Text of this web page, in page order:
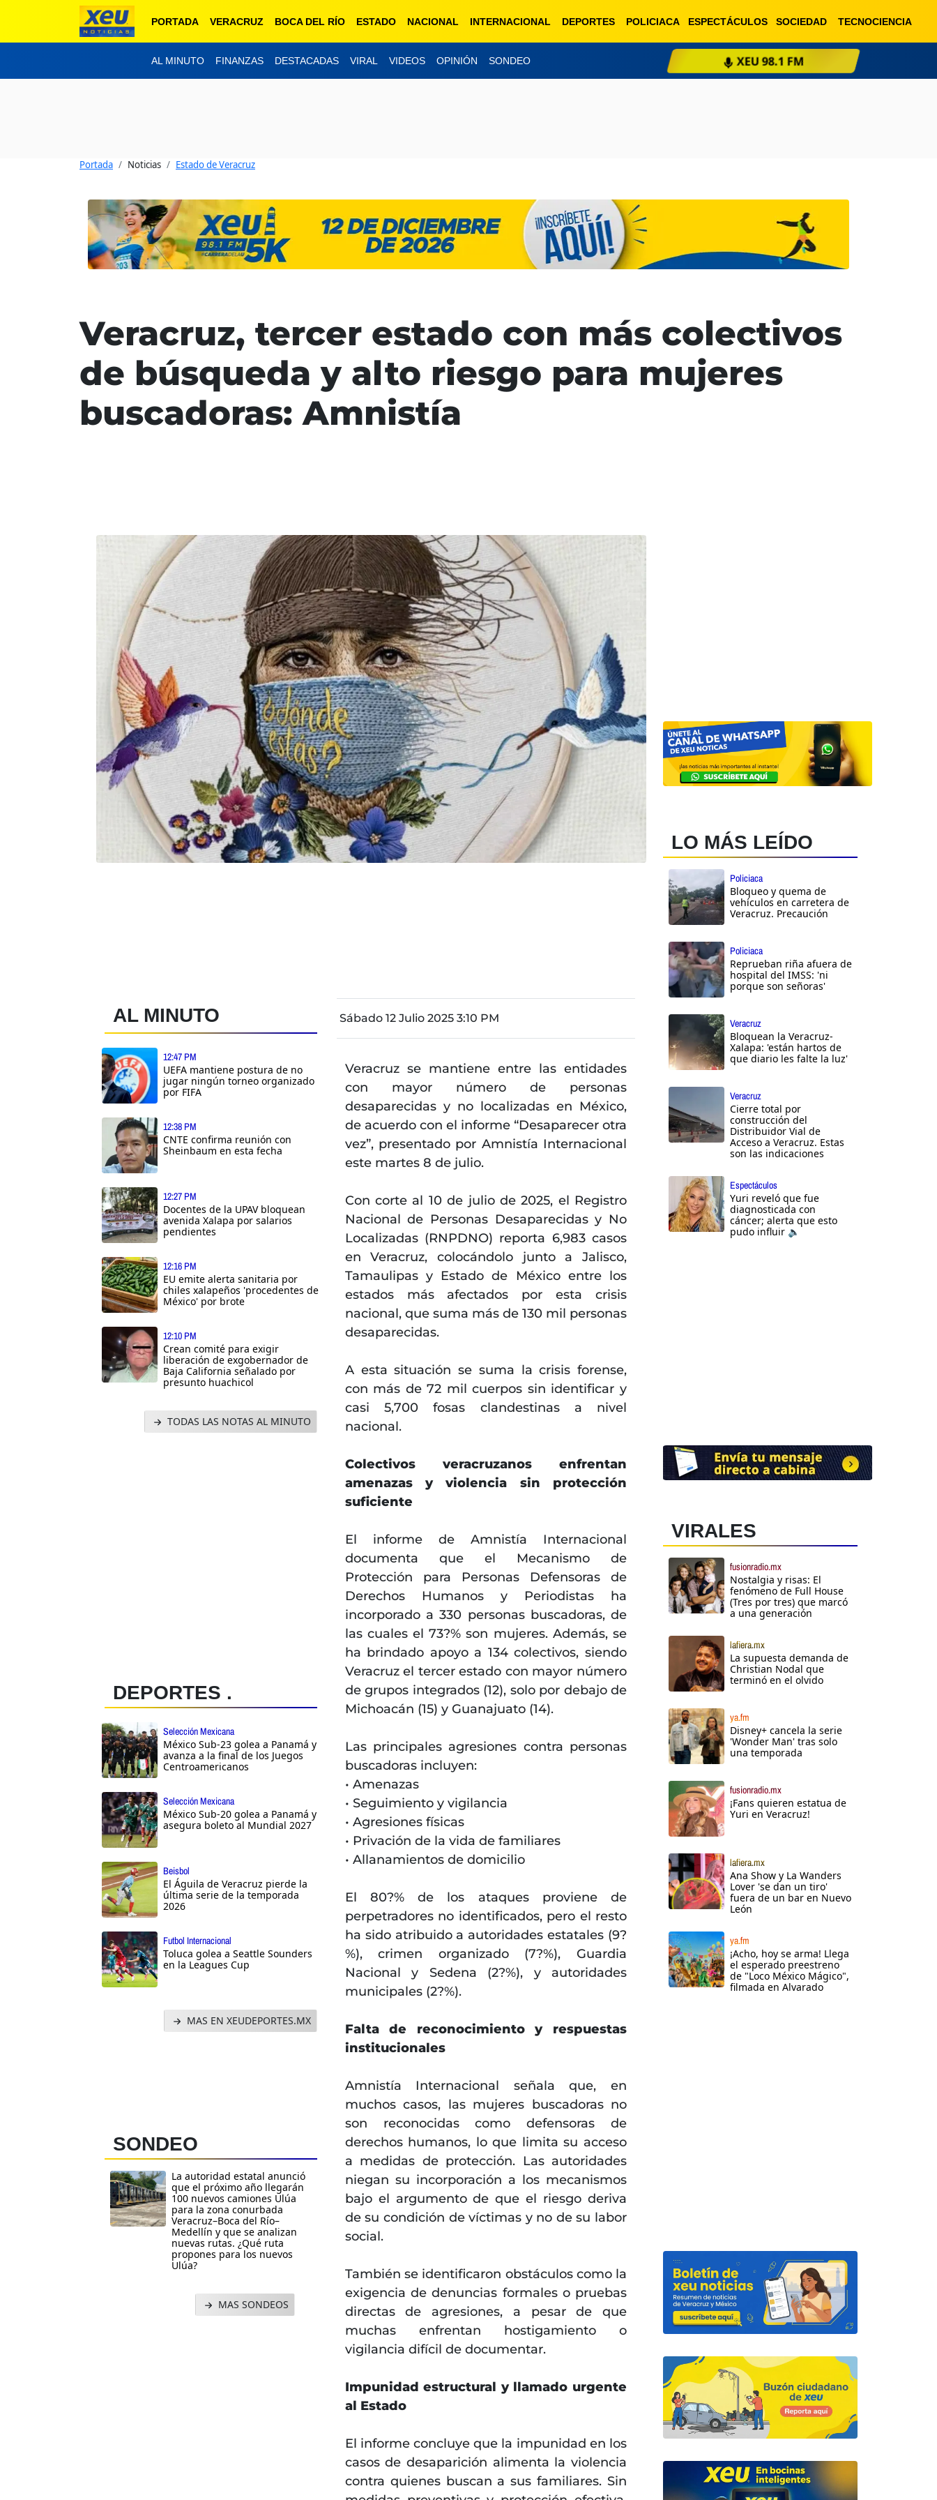
PORTADA VERACRUZ BOCA DEL RÍO ESTADO NACIONAL INTERNACIONAL DEPORTES POLICIACA ESPECTÁCULOS SOCIEDAD TECNOCIENCIA
AL MINUTO FINANZAS DESTACADAS VIRAL VIDEOS OPINIÓN SONDEO XEU 98.1 FM
Portada Noticias Estado de Veracruz
Veracruz, tercer estado con más colectivos
de búsqueda y alto riesgo para mujeres
buscadoras: Amnistía
AL MINUTO
12:47 PM
UEFA mantiene postura de no
jugar ningún torneo organizado
por FIFA
12:38 PM
CNTE confirma reunión con
Sheinbaum en esta fecha
12:27 PM
Docentes de la UPAV bloquean
avenida Xalapa por salarios
pendientes
12:16 PM
EU emite alerta sanitaria por
chiles xalapeños 'procedentes de
México' por brote
12:10 PM
Crean comité para exigir
liberación de exgobernador de
Baja California señalado por
presunto huachicol
TODAS LAS NOTAS AL MINUTO
DEPORTES .
Selección Mexicana
México Sub-23 golea a Panamá y
avanza a la final de los Juegos
Centroamericanos
Selección Mexicana
México Sub-20 golea a Panamá y
asegura boleto al Mundial 2027
Beisbol
El Águila de Veracruz pierde la
última serie de la temporada
2026
Futbol Internacional
Toluca golea a Seattle Sounders
en la Leagues Cup
MAS EN XEUDEPORTES.MX
SONDEO
La autoridad estatal anunció
que el próximo año llegarán
100 nuevos camiones Ulúa
para la zona conurbada
Veracruz–Boca del Río–
Medellín y que se analizan
nuevas rutas. ¿Qué ruta
propones para los nuevos
Ulúa?
MAS SONDEOS
Sábado 12 Julio 2025 3:10 PM
Veracruz se mantiene entre las entidades
con mayor número de personas
desaparecidas y no localizadas en México,
de acuerdo con el informe “Desaparecer otra
vez”, presentado por Amnistía Internacional
este martes 8 de julio.
Con corte al 10 de julio de 2025, el Registro
Nacional de Personas Desaparecidas y No
Localizadas (RNPDNO) reporta 6,983 casos
en Veracruz, colocándolo junto a Jalisco,
Tamaulipas y Estado de México entre los
estados más afectados por esta crisis
nacional, que suma más de 130 mil personas
desaparecidas.
A esta situación se suma la crisis forense,
con más de 72 mil cuerpos sin identificar y
casi 5,700 fosas clandestinas a nivel
nacional.
Colectivos veracruzanos enfrentan
amenazas y violencia sin protección
suficiente
El informe de Amnistía Internacional
documenta que el Mecanismo de
Protección para Personas Defensoras de
Derechos Humanos y Periodistas ha
incorporado a 330 personas buscadoras, de
las cuales el 73?% son mujeres. Además, se
ha brindado apoyo a 134 colectivos, siendo
Veracruz el tercer estado con mayor número
de grupos integrados (12), solo por debajo de
Michoacán (15) y Guanajuato (14).
Las principales agresiones contra personas
buscadoras incluyen:
• Amenazas
• Seguimiento y vigilancia
• Agresiones físicas
• Privación de la vida de familiares
• Allanamientos de domicilio
El 80?% de los ataques proviene de
perpetradores no identificados, pero el resto
ha sido atribuido a autoridades estatales (9?
%), crimen organizado (7?%), Guardia
Nacional y Sedena (2?%), y autoridades
municipales (2?%).
Falta de reconocimiento y respuestas
institucionales
Amnistía Internacional señala que, en
muchos casos, las mujeres buscadoras no
son reconocidas como defensoras de
derechos humanos, lo que limita su acceso
a medidas de protección. Las autoridades
niegan su incorporación a los mecanismos
bajo el argumento de que el riesgo deriva
de su condición de víctimas y no de su labor
social.
También se identificaron obstáculos como la
exigencia de denuncias formales o pruebas
directas de agresiones, a pesar de que
muchas enfrentan hostigamiento o
vigilancia difícil de documentar.
Impunidad estructural y llamado urgente
al Estado
El informe concluye que la impunidad en los
casos de desaparición alimenta la violencia
contra quienes buscan a sus familiares. Sin
LO MÁS LEÍDO
Policiaca
Bloqueo y quema de
vehículos en carretera de
Veracruz. Precaución
Policiaca
Reprueban riña afuera de
hospital del IMSS: 'ni
porque son señoras'
Veracruz
Bloquean la Veracruz-
Xalapa: 'están hartos de
que diario les falte la luz'
Veracruz
Cierre total por
construcción del
Distribuidor Vial de
Acceso a Veracruz. Estas
son las indicaciones
Espectáculos
Yuri reveló que fue
diagnosticada con
cáncer; alerta que esto
pudo influir 🔈
VIRALES
fusionradio.mx
Nostalgia y risas: El
fenómeno de Full House
(Tres por tres) que marcó
a una generación
lafiera.mx
La supuesta demanda de
Christian Nodal que
terminó en el olvido
ya.fm
Disney+ cancela la serie
'Wonder Man' tras solo
una temporada
fusionradio.mx
¡Fans quieren estatua de
Yuri en Veracruz!
lafiera.mx
Ana Show y La Wanders
Lover 'se dan un tiro'
fuera de un bar en Nuevo
León
ya.fm
¡Acho, hoy se arma! Llega
el esperado preestreno
de "Loco México Mágico",
filmada en Alvarado